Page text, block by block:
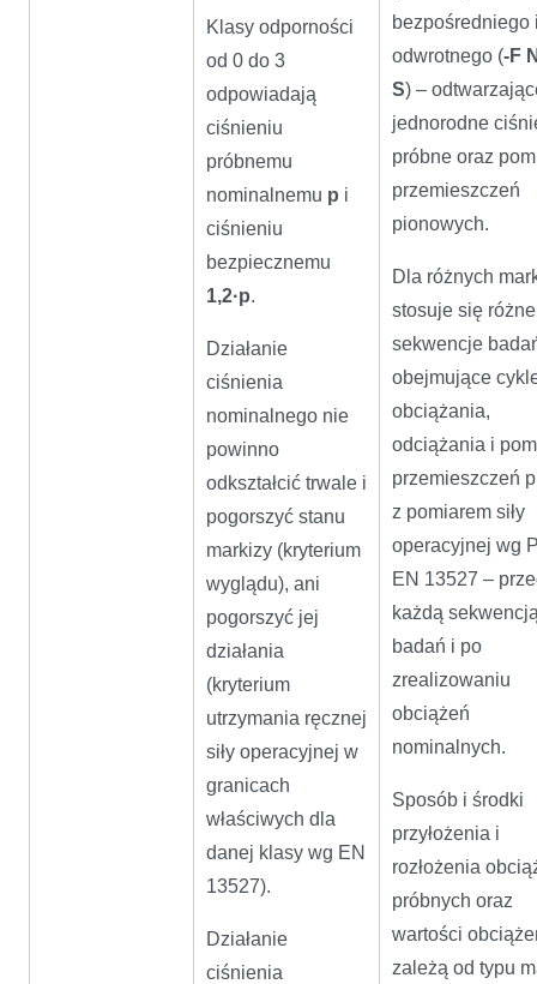
Klasy odporności
od 0 do 3
odpowiadają
ciśnieniu
próbnemu
nominalnemu p i
ciśnieniu
bezpiecznemu
1,2·p.
Działanie
ciśnienia
nominalnego nie
powinno
odkształcić trwale i
pogorszyć stanu
markizy (kryterium
wyglądu), ani
pogorszyć jej
działania
(kryterium
utrzymania ręcznej
siły operacyjnej w
granicach
właściwych dla
danej klasy wg EN
13527).
Działanie
ciśnienia
bezpośredniego
odwrotnego (-F
S) –
jednorodne
próbne oraz
przemieszczeń
pionowych.
Dla różnych
stosuje się różne
sekwencje
obejmujące
obciążania,
odciążania i
przemieszczeń
z pomiarem siły
operacyjnej wg
EN 13527 –
każdą
badań i po
zrealizowaniu
obciążeń
nominalnych.
Sposób i środki
przyłożenia i
rozłożenia
próbnych oraz
wartości
zależą od typu